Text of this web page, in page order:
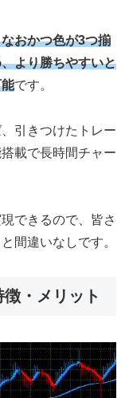
おかつ色が3つ揃
より勝ちやすいと
です。
引きつけたトレー
載で長時間チャー
できるので、皆さ
間違いなしです。
・メリット